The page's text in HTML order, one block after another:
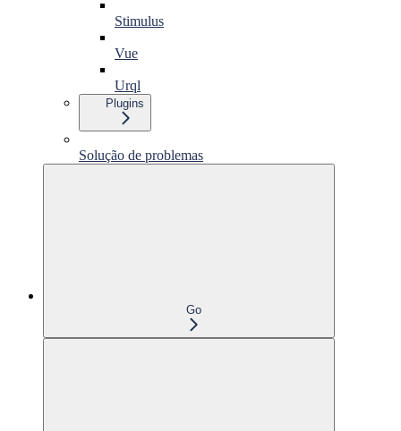
Stimulus
Vue
Urql
Plugins
Solução de problemas
Go